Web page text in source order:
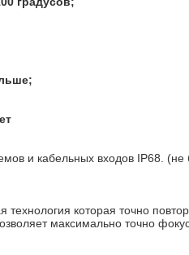
и кабельных входов IP68.
которая точно
максимально точно